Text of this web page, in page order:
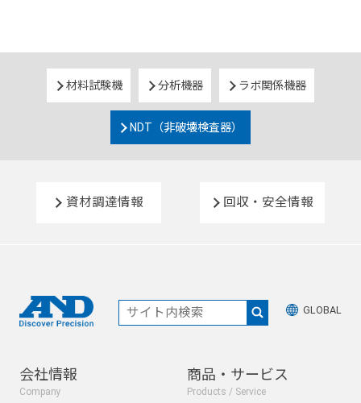
材料試験機 分析機器 ラボ関係機器
NDT（非破壊検査器）
資材調達情報 回収・安全情報
GLOBAL
会社情報
Company
商品・サービス
Products / Service